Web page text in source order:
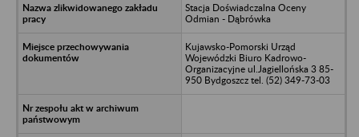
Stacja Doświadczalna Oceny
Odmian - Dąbrówka
Kujawsko-Pomorski Urząd
Wojewódzki Biuro Kadrowo-
Organizacyjne ul.Jagiellońska 3 85-
950 Bydgoszcz tel. (52) 349-73-03